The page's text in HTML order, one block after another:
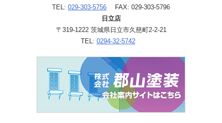
TEL: 029-303-5756 FAX: 029-303-5796
日立店
〒319-1222 茨城県日立市久慈町2-2-21
TEL: 0294-32-5742